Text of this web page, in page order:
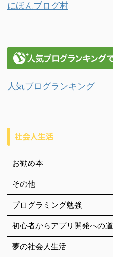
にほんブログ村
人気ブログランキング
社会人生活
お勧め本
その他
プログラミング勉強
初心者からアプリ開発への道
夢の社会人生活